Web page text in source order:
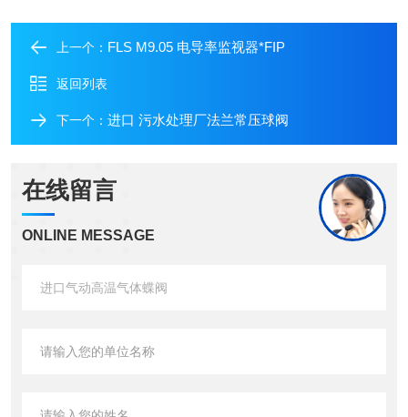
上一个： FLS M9.05 电导率监视器*FIP
返回列表
下一个： 进口 污水处理厂法兰常压球阀
在线留言
ONLINE MESSAGE